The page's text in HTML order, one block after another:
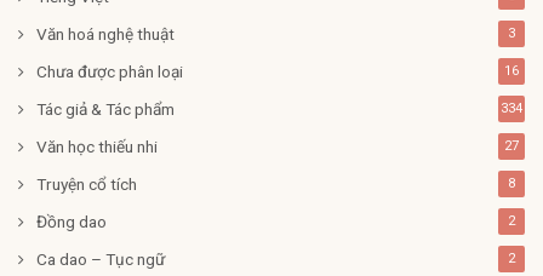
Văn hoá nghệ thuật 3
Chưa được phân loại 16
Tác giả & Tác phẩm 334
Văn học thiếu nhi 27
Truyện cổ tích 8
Đồng dao 2
Ca dao – Tục ngữ 2